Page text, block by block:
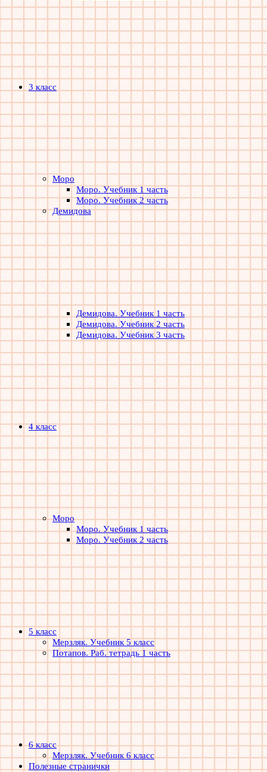
3 класс
Моро
Моро. Учебник 1 часть
Моро. Учебник 2 часть
Демидова
Демидова. Учебник 1 часть
Демидова. Учебник 2 часть
Демидова. Учебник 3 часть
4 класс
Моро
Моро. Учебник 1 часть
Моро. Учебник 2 часть
5 класс
Мерзляк. Учебник 5 класс
Потапов. Раб. тетрадь 1 часть
6 класс
Мерзляк. Учебник 6 класс
Полезные странички